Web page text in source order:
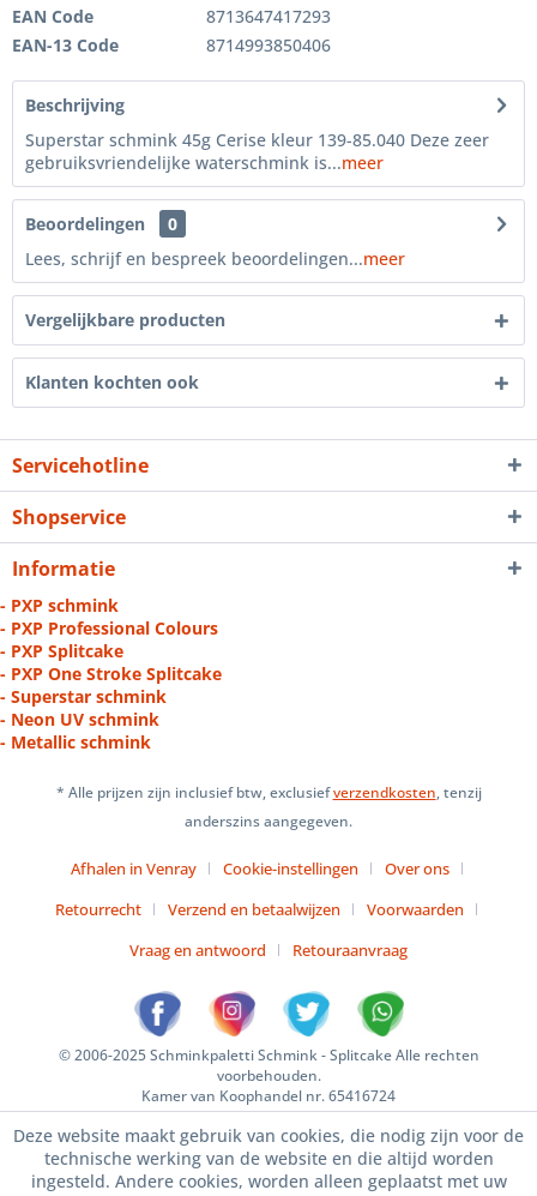
EAN Code
8713647417293
EAN-13 Code
8714993850406
Beschrijving
Superstar schmink 45g Cerise kleur 139-85.040 Deze zeer
gebruiksvriendelijke waterschmink is...meer
Beoordelingen
0
Lees, schrijf en bespreek beoordelingen...meer
Vergelijkbare producten
Klanten kochten ook
Servicehotline
Shopservice
Informatie
- PXP schmink
- PXP Professional Colours
- PXP Splitcake
- PXP One Stroke Splitcake
- Superstar schmink
- Neon UV schmink
- Metallic schmink
* Alle prijzen zijn inclusief btw, exclusiefverzendkosten, tenzij
anderszins aangegeven.
Afhalen in Venray Cookie-instellingen
Over ons
Retourrecht
Verzend en betaalwijzen
Voorwaarden
Vraag en antwoord
Retouraanvraag
© 2006-2025 Schminkpaletti Schmink - Splitcake Alle rechten
voorbehouden.
Kamer van Koophandel nr. 65416724
Deze website maakt gebruik van cookies, die nodig zijn voor de
technische werking van de website en die altijd worden
ingesteld. Andere cookies, worden alleen geplaatst met uw